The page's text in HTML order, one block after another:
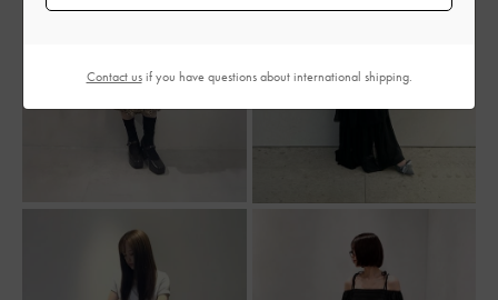
Contact usif you have questions about international shipping.